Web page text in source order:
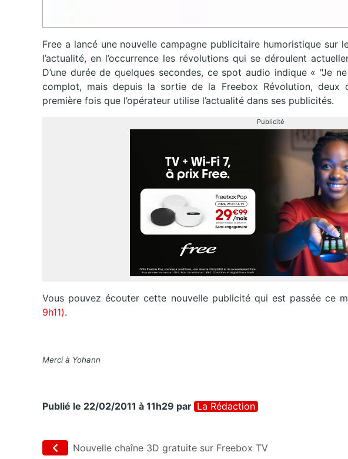
Free a lancé une nouvelle campagne publicitaire humoristique sur
l’actualité, en l’occurrence les révolutions qui se déroulent
D’une durée de quelques secondes, ce spot audio indique « "Je
complot, mais depuis la sortie de la Freebox Révolution, deux
première fois que l’opérateur utilise l’actualité dans ses publicités.
Publicité
Vous pouvez écouter cette nouvelle publicité qui est passée ce
9h11).
Merci à Yohann
Publié le 22/02/2011 à 11h29 par La Rédaction
Nouvelle chaîne 3D gratuite sur Freebox TV